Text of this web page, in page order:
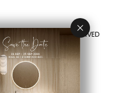
2026 - ALL RIGHTS RESERVED
PRIVACY
CONTACT US